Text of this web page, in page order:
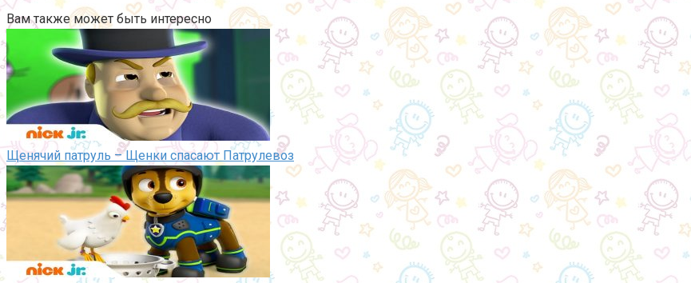
Вам также может быть интересно
Щенячий патруль – Щенки спасают Патрулевоз